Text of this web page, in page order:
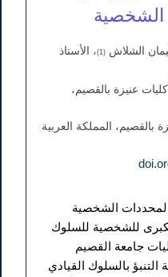
الشخصية
الشلاش (1)
، الأستاذ
عنيزة بالقصيم،
بالقصيم، المملكة العربية
الشخصية
للشخصية للسلوك
جامعة القصيم
التنبؤ بالسلوك القيادي